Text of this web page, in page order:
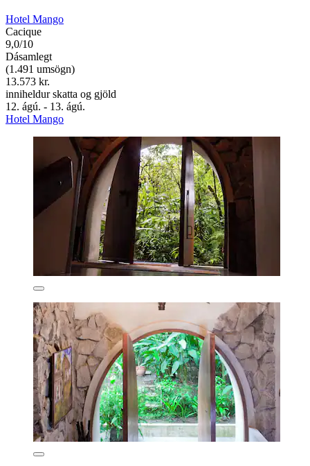
Hotel Mango
Cacique
9,0/10
Dásamlegt
(1.491 umsögn)
13.573 kr.
inniheldur skatta og gjöld
12. ágú. - 13. ágú.
Hotel Mango